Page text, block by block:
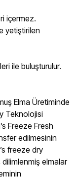
içermez.
yetiştirilen
ile buluşturulur.
Elma Üretiminde
Teknolojisi
Freeze Fresh
edilmesinin
freeze dry
dilimlenmiş elmalar